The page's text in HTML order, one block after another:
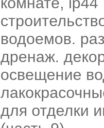
водоемов.
дренаж.
освещение
для отделки